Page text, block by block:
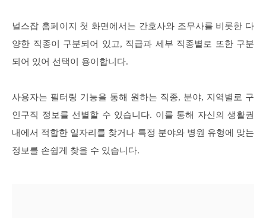
널스잡 홈페이지 첫 화면에서는 간호사와 조무사를 비롯한 다
양한 직종이 구분되어 있고, 직급과 세부 직종별로 또한 구분
되어 있어 선택이 용이합니다.
사용자는 필터링 기능을 통해 원하는 직종, 분야, 지역별로 구
인구직 정보를 선별할 수 있습니다. 이를 통해 자신의 생활권
내에서 적합한 일자리를 찾거나 특정 분야와 병원 유형에 맞는
정보를 손쉽게 찾을 수 있습니다.